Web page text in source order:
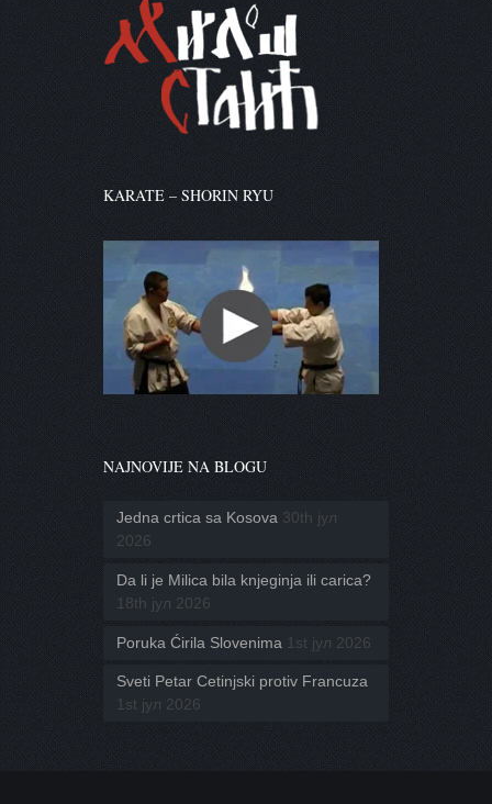
KARATE – SHORIN RYU
NAJNOVIJE NA BLOGU
Jedna crtica sa Kosova 30th јул
2026
Da li je Milica bila knjeginja ili carica?
18th јул 2026
Poruka Ćirila Slovenima 1st јул 2026
Sveti Petar Cetinjski protiv Francuza
1st јул 2026